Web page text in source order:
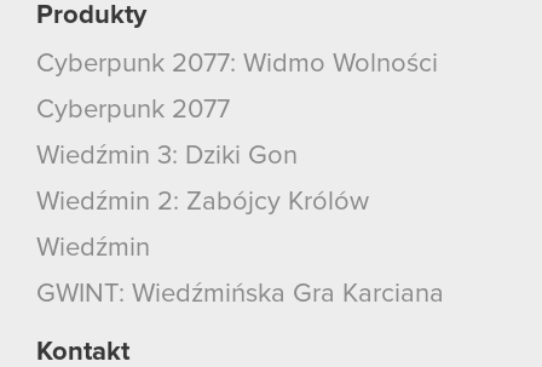
Produkty
Cyberpunk 2077: Widmo Wolności
Cyberpunk 2077
Wiedźmin 3: Dziki Gon
Wiedźmin 2: Zabójcy Królów
Wiedźmin
GWINT: Wiedźmińska Gra Karciana
Kontakt